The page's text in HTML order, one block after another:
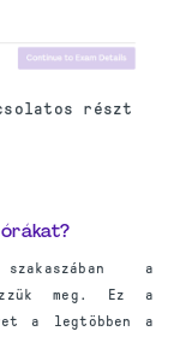
részt
a
meg. Ez a
a legtöbben a